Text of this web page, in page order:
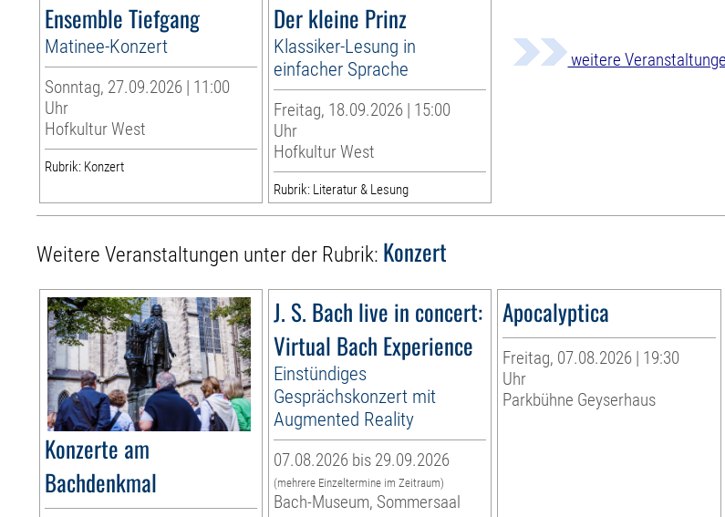
Ensemble Tiefgang
Matinee-Konzert
Sonntag, 27.09.2026 | 11:00
Uhr
Hofkultur West
Rubrik: Konzert
Der kleine Prinz
Klassiker-Lesung in
einfacher Sprache
Freitag, 18.09.2026 | 15:00
Uhr
Hofkultur West
Rubrik: Literatur & Lesung
weitere
Weitere Veranstaltungen unter der Rubrik: Konzert
Konzerte am
Bachdenkmal
J. S. Bach live in concert:
Virtual Bach Experience
Einstündiges
Gesprächskonzert mit
Augmented Reality
07.08.2026 bis 29.09.2026
(mehrere Einzeltermine im Zeitraum)
Bach-Museum, Sommersaal
Apocalyptica
Freitag, 07.08.2026 | 19:30
Uhr
Parkbühne Geyserhaus